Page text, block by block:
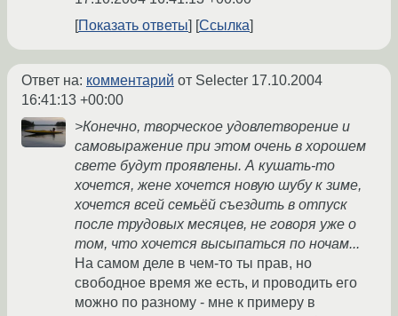
Показать ответы
Ссылка
Ответ на: комментарий от Selecter 17.10.2004
16:41:13 +00:00
>Конечно, творческое удовлетворение и
самовыражение при этом очень в хорошем
свете будут проявлены. А кушать-то
хочется, жене хочется новую шубу к зиме,
хочется всей семьёй съездить в отпуск
после трудовых месяцев, не говоря уже о
том, что хочется высыпаться по ночам...
На самом деле в чем-то ты прав, но
свободное время же есть, и проводить его
можно по разному - мне к примеру в